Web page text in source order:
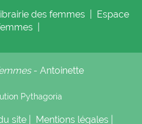
des femmes
Espace
- Antoinette
Pythagoria
site Mentions légales